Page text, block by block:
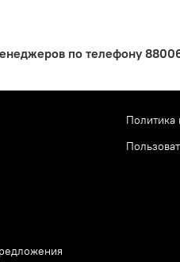
по телефону
Политика